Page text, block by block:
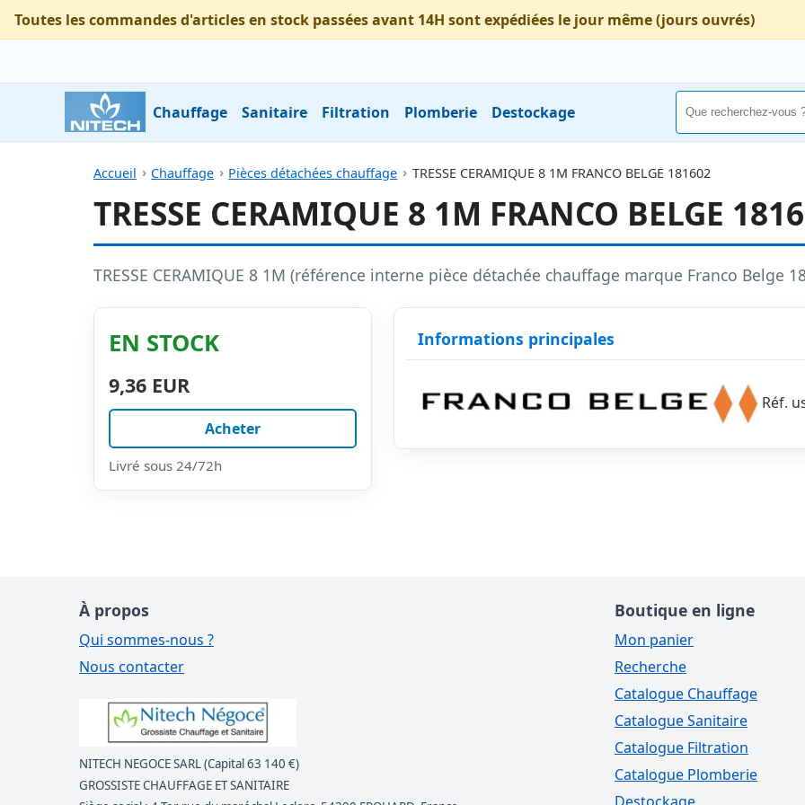
Toutes les commandes d'articles en stock passées avant 14H sont expédiées le jour même (jours ouvrés)
Chauffage Sanitaire Filtration Plomberie Destockage
Accueil Chauffage Pièces détachées chauffage TRESSE CERAMIQUE 8 1M FRANCO BELGE 181602
TRESSE CERAMIQUE 8 1M FRANCO BELGE
TRESSE CERAMIQUE 8 1M (référence interne pièce détachée chauffage marque Franco Belge
EN STOCK
9,36 EUR
Acheter
Livré sous 24/72h
Informations principales
Réf.
À propos
Qui sommes-nous ?
Nous contacter
NITECH NEGOCE SARL (Capital 63 140 €)
GROSSISTE CHAUFFAGE ET SANITAIRE
Boutique en ligne
Mon panier
Recherche
Catalogue Chauffage
Catalogue Sanitaire
Catalogue Filtration
Catalogue Plomberie
Destockage